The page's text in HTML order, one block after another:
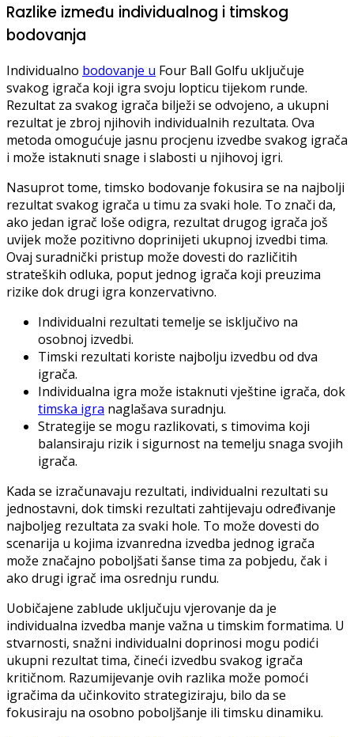
Razlike između individualnog i timskog
bodovanja
Individualno bodovanje u Four Ball Golfu uključuje
svakog igrača koji igra svoju lopticu tijekom runde.
Rezultat za svakog igrača bilježi se odvojeno, a ukupni
rezultat je zbroj njihovih individualnih rezultata. Ova
metoda omogućuje jasnu procjenu izvedbe svakog igrača
i može istaknuti snage i slabosti u njihovoj igri.
Nasuprot tome, timsko bodovanje fokusira se na najbolji
rezultat svakog igrača u timu za svaki hole. To znači da,
ako jedan igrač loše odigra, rezultat drugog igrača još
uvijek može pozitivno doprinijeti ukupnoj izvedbi tima.
Ovaj suradnički pristup može dovesti do različitih
strateških odluka, poput jednog igrača koji preuzima
rizike dok drugi igra konzervativno.
Individualni rezultati temelje se isključivo na
osobnoj izvedbi.
Timski rezultati koriste najbolju izvedbu od dva
igrača.
Individualna igra može istaknuti vještine igrača, dok
timska igra naglašava suradnju.
Strategije se mogu razlikovati, s timovima koji
balansiraju rizik i sigurnost na temelju snaga svojih
igrača.
Kada se izračunavaju rezultati, individualni rezultati su
jednostavni, dok timski rezultati zahtijevaju određivanje
najboljeg rezultata za svaki hole. To može dovesti do
scenarija u kojima izvanredna izvedba jednog igrača
može značajno poboljšati šanse tima za pobjedu, čak i
ako drugi igrač ima osrednju rundu.
Uobičajene zablude uključuju vjerovanje da je
individualna izvedba manje važna u timskim formatima. U
stvarnosti, snažni individualni doprinosi mogu podići
ukupni rezultat tima, čineći izvedbu svakog igrača
kritičnom. Razumijevanje ovih razlika može pomoći
igračima da učinkovito strategiziraju, bilo da se
fokusiraju na osobno poboljšanje ili timsku dinamiku.